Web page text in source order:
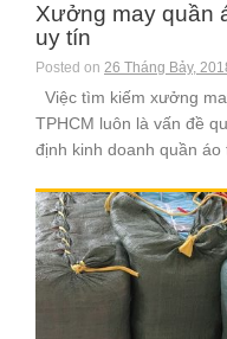
Xưởng may quần
uy tín
Posted on 26 Tháng Bảy,
Việc tìm kiếm xưởng
TPHCM luôn là vấn đề
định kinh doanh quần áo